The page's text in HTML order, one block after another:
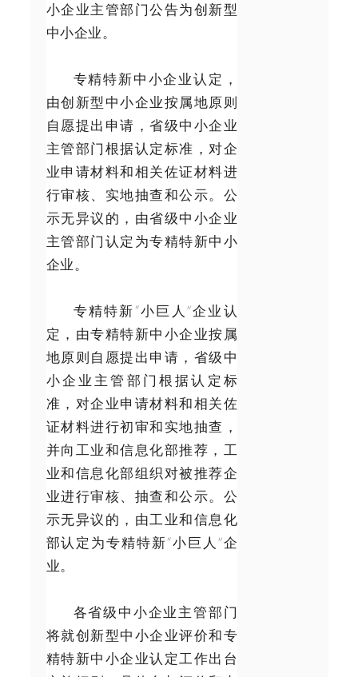
小企业主管部门公告为创新型
中小企业。
专精特新中小企业认定，
由创新型中小企业按属地原则
自愿提出申请，省级中小企业
主管部门根据认定标准，对企
业申请材料和相关佐证材料进
行审核、实地抽查和公示。公
示无异议的，由省级中小企业
主管部门认定为专精特新中小
企业。
专精特新“小巨人”企业认
定，由专精特新中小企业按属
地原则自愿提出申请，省级中
小企业主管部门根据认定标
准，对企业申请材料和相关佐
证材料进行初审和实地抽查，
并向工业和信息化部推荐，工
业和信息化部组织对被推荐企
业进行审核、抽查和公示。公
示无异议的，由工业和信息化
部认定为专精特新“小巨人”企
业。
各省级中小企业主管部门
将就创新型中小企业评价和专
精特新中小企业认定工作出台